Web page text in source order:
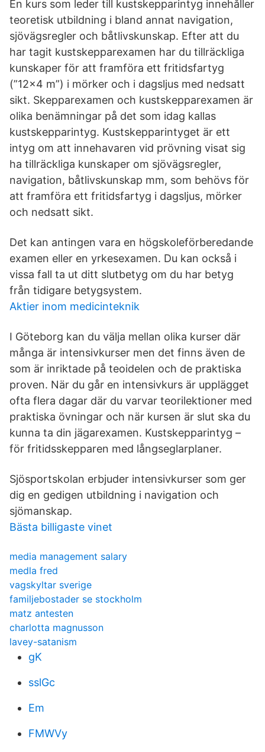
En kurs som leder till kustskepparintyg innehåller
teoretisk utbildning i bland annat navigation,
sjövägsregler och båtlivskunskap. Efter att du
har tagit kustskepparexamen har du tillräckliga
kunskaper för att framföra ett fritidsfartyg
(”12×4 m”) i mörker och i dagsljus med nedsatt
sikt. Skepparexamen och kustskepparexamen är
olika benämningar på det som idag kallas
kustskepparintyg. Kustskepparintyget är ett
intyg om att innehavaren vid prövning visat sig
ha tillräckliga kunskaper om sjövägsregler,
navigation, båtlivskunskap mm, som behövs för
att framföra ett fritidsfartyg i dagsljus, mörker
och nedsatt sikt.
Det kan antingen vara en högskoleförberedande
examen eller en yrkesexamen. Du kan också i
vissa fall ta ut ditt slutbetyg om du har betyg
från tidigare betygsystem.
Aktier inom medicinteknik
I Göteborg kan du välja mellan olika kurser där
många är intensivkurser men det finns även de
som är inriktade på teoidelen och de praktiska
proven. När du går en intensivkurs är upplägget
ofta flera dagar där du varvar teorilektioner med
praktiska övningar och när kursen är slut ska du
kunna ta din jägarexamen. Kustskepparintyg –
för fritidsskepparen med långseglarplaner.
Sjösportskolan erbjuder intensivkurser som ger
dig en gedigen utbildning i navigation och
sjömanskap.
Bästa billigaste vinet
media management salary
medla fred
vagskyltar sverige
familjebostader se stockholm
matz antesten
charlotta magnusson
lavey-satanism
gK
sslGc
Em
FMWVy